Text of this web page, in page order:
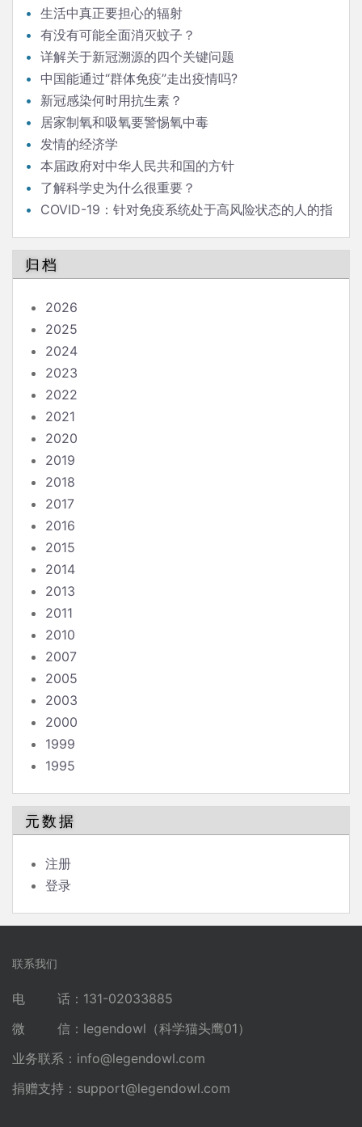
发言生活中真正要担心的辐射
有没有可能全面消灭蚊子？
详解关于新冠溯源的四个关键问题
中国能通过“群体免疫”走出疫情吗?
新冠感染何时用抗生素？
居家制氧和吸氧要警惕氧中毒
发情的经济学
本届政府对中华人民共和国的方针
了解科学史为什么很重要？
COVID-19：针对免疫系统处于高风险状态的人的指
归档
2026
2025
2024
2023
2022
2021
2020
2019
2018
2017
2016
2015
2014
2013
2011
2010
2007
2005
2003
2000
1999
1995
元数据
注册
登录
联系我们
电 话：131-02033885
微 信：legendowl（科学猫头鹰01）
业务联系： info@legendowl.com
捐赠支持： support@legendowl.com